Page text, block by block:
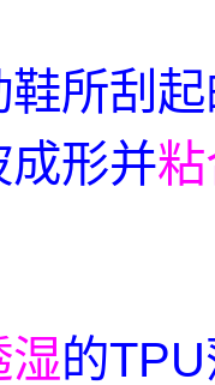
所刮
成形并
湿的